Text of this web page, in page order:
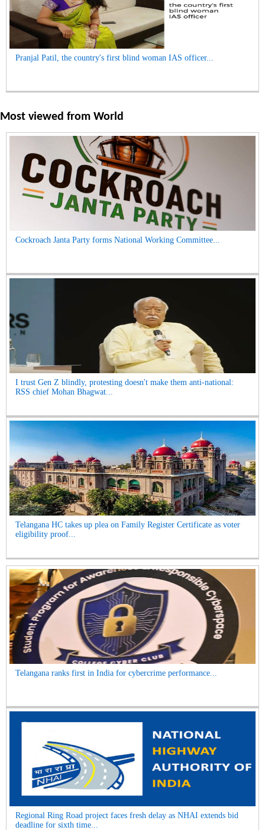
Pranjal Patil, the country's first blind woman IAS officer...
Most viewed from World
Cockroach Janta Party forms National Working Committee...
I trust Gen Z blindly, protesting doesn't make them anti-national:
RSS chief Mohan Bhagwat...
Telangana HC takes up plea on Family Register Certificate as voter
eligibility proof...
Telangana ranks first in India for cybercrime performance...
Regional Ring Road project faces fresh delay as NHAI extends bid
deadline for sixth time...